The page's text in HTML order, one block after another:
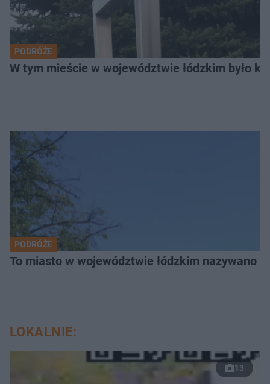
PODRÓŻE
W tym mieście w województwie łódzkim było
PODRÓŻE
To miasto w województwie łódzkim nazywano
LOKALNIE:
13